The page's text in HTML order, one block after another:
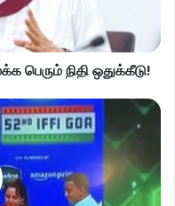
பெரும் நிதி ஒதுக்கீடு!